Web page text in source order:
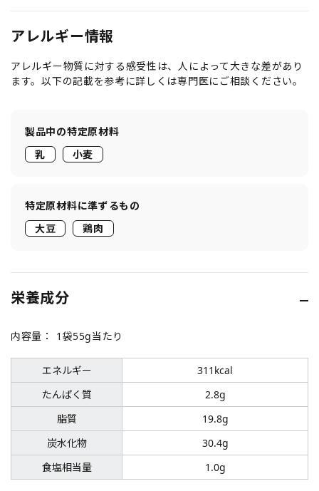
アレルギー情報
アレルギー物質に対する感受性は、人によって大きな差があり
ます。以下の記載を参考に詳しくは専門医にご相談ください。
製品中の特定原材料
乳
小麦
特定原材料に準ずるもの
大豆
鶏肉
栄養成分
内容量： 1袋55g当たり
エネルギー
たんぱく質
脂質
炭水化物
食塩相当量
311kcal
2.8g
19.8g
30.4g
1.0g